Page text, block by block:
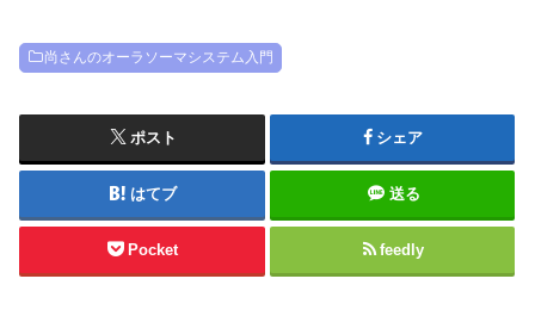
尚さんのオーラソーマシステム入門
ポスト シェア
はてブ 送る
Pocket feedly